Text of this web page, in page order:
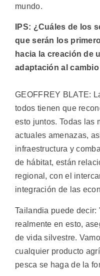
mundo.
IPS: ¿Cuáles de los
que serán los
hacia la creación de
adaptación al
GEOFFREY BLATE:
todos tienen que
esto juntos. Todas las
actuales amenazas,
infraestructura y
de hábitat, están
regional, con el
integración de las
Tailandia puede decir:
realmente en esto,
de vida silvestre.
cualquier producto
pesca se haga de la